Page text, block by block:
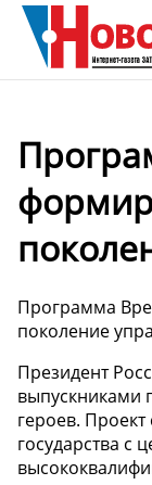
Программа
поколение
Президент
выпускниками
героев.
государства с